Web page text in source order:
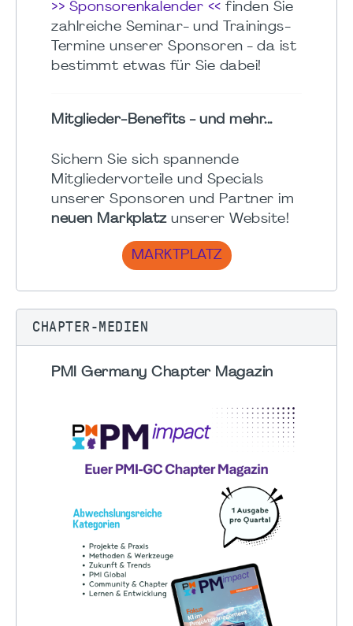
>> Sponsorenkalender << finden Sie
zahlreiche Seminar- und Trainings-
Termine unserer Sponsoren - da ist
bestimmt etwas für Sie dabei!
Mitglieder-Benefits - und mehr...
Sichern Sie sich spannende
Mitgliedervorteile und Specials
unserer Sponsoren und Partner im
neuen Markplatzunserer Website!
MARKTPLATZ
CHAPTER-MEDIEN
PMI Germany Chapter Magazin